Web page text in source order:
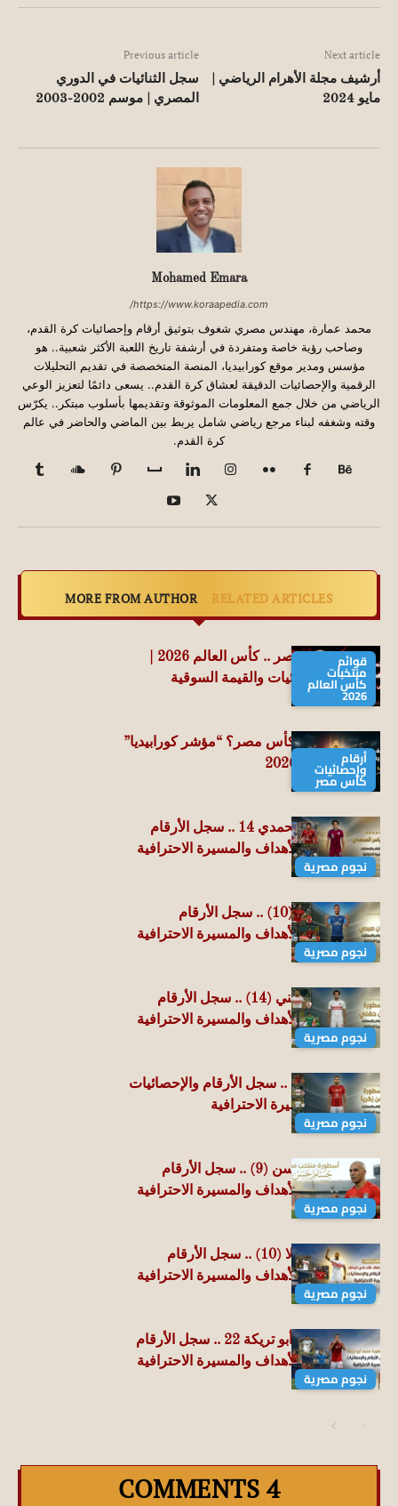
Previous article
سجل الثنائيات في الدوري
المصري | موسم 2002-2003
Next article
أرشيف مجلة الأهرام الرياضي |
مايو 2024
Mohamed Emara
https://www.koraapedia.com/
محمد عمارة، مهندس مصري شغوف بتوثيق أرقام وإحصائيات كرة القدم،
وصاحب رؤية خاصة ومتفردة في أرشفة تاريخ اللعبة الأكثر شعبية.. هو
مؤسس ومدير موقع كورابيديا، المنصة المتخصصة في تقديم التحليلات
الرقمية والإحصائيات الدقيقة لعشاق كرة القدم.. يسعى دائمًا لتعزيز الوعي
الرياضي من خلال جمع المعلومات الموثوقة وتقديمها بأسلوب مبتكر.. يكرّس
وقته وشغفه لبناء مرجع رياضي شامل يربط بين الماضي والحاضر في عالم
كرة القدم.
RELATED ARTICLES
MORE FROM AUTHOR
قوائم
منتخبات
كأس العالم
2026
الأرقام والإحصائيات والقيمة السوقية
أرقام
وإحصائيات
كأس مصر
من الأقوى في كأس مصر؟ “مؤشر كورابيديا”
يجيب | محدث 2026
نجوم مصرية
حسين ياسر المحمدي 14 .. سجل الأرقام
والإحصائيات والأهداف والمسيرة الاحترافية
نجوم مصرية
رمضان صبحي (10) .. سجل الأرقام
والإحصائيات والأهداف والمسيرة الاحترافية
نجوم مصرية
الحاوي أيمن حفني (14) .. سجل الأرقام
والإحصائيات والأهداف والمسيرة الاحترافية
نجوم مصرية
مؤمن زكريا (8) .. سجل الأرقام والإحصائيات
والأهداف والمسيرة الاحترافية
نجوم مصرية
العميد حسام حسن (9) .. سجل الأرقام
والإحصائيات والأهداف والمسيرة الاحترافية
نجوم مصرية
الاباتشي شيكابالا (10) .. سجل الأرقام
والإحصائيات والأهداف والمسيرة الاحترافية
نجوم مصرية
الماجيكو محمد أبو تريكة 22 .. سجل الأرقام
والإحصائيات والأهداف والمسيرة الاحترافية
4 COMMENTS